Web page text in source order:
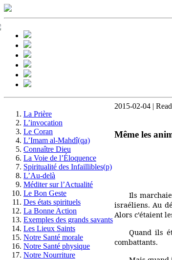
La Prière
L’invocation
Le Coran
L’Imam al-Mahdî(qa)
Connaître Dieu
La Voie de l’Éloquence
Spiritualité des Infaillibles(p)
L’Au-delà
Méditer sur l’Actualité
Le Bon Geste
Des états spirituels
La Bonne Action
Exemples des grands savants
Les Lieux Saints
Notre Santé morale
Notre Santé physique
Notre Nourriture
2015-02-04 |
Même les
Ils
israéliens. Au
Alors c’étaient
Quand ils
combattants.